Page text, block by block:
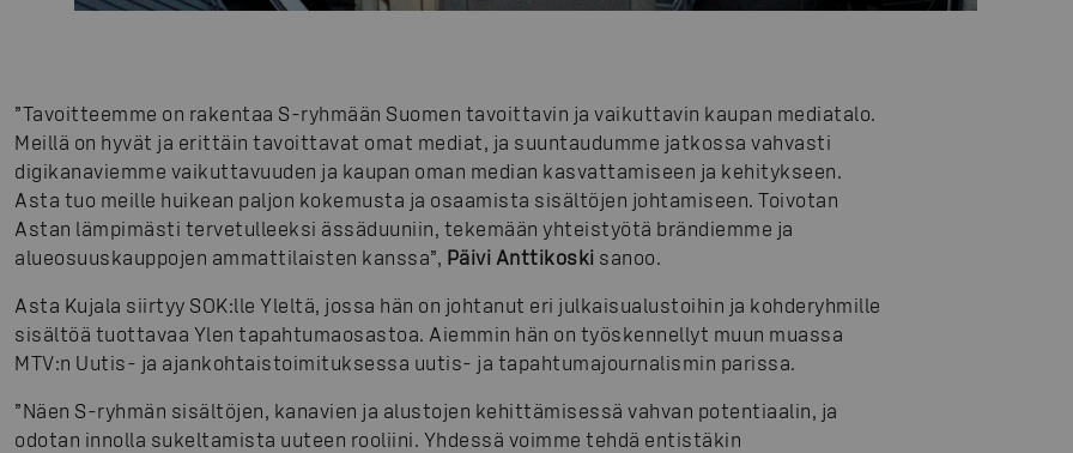
”Tavoitteemme on rakentaa S-ryhmään Suomen tavoittavin ja vaikuttavin kaupan mediatalo.
Meillä on hyvät ja erittäin tavoittavat omat mediat, ja suuntaudumme jatkossa vahvasti
digikanaviemme vaikuttavuuden ja kaupan oman median kasvattamiseen ja kehitykseen.
Asta tuo meille huikean paljon kokemusta ja osaamista sisältöjen johtamiseen. Toivotan
Astan lämpimästi tervetulleeksi ässäduuniin, tekemään yhteistyötä brändiemme ja
alueosuuskauppojen ammattilaisten kanssa”, Päivi Anttikoski sanoo.
Asta Kujala siirtyy SOK:lle Yleltä, jossa hän on johtanut eri julkaisualustoihin ja kohderyhmille
sisältöä tuottavaa Ylen tapahtumaosastoa. Aiemmin hän on työskennellyt muun muassa
MTV:n Uutis- ja ajankohtaistoimituksessa uutis- ja tapahtumajournalismin parissa.
”Näen S-ryhmän sisältöjen, kanavien ja alustojen kehittämisessä vahvan potentiaalin, ja
odotan innolla sukeltamista uuteen rooliini. Yhdessä voimme tehdä entistäkin